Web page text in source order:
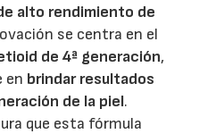
alto rendimiento de
se centra en el
de 4ª generación,
en brindar resultados
de la piel.
que esta fórmula